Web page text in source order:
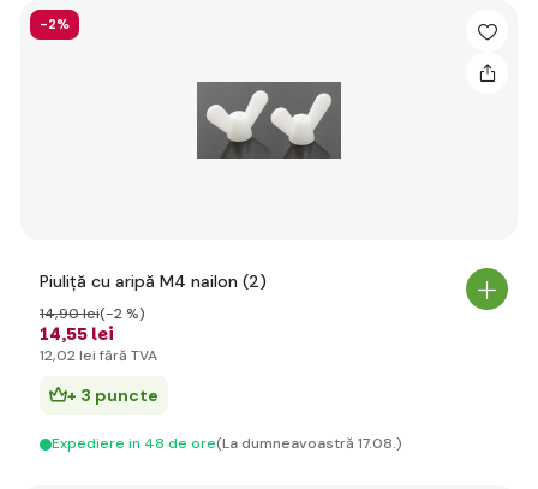
-2%
Piuliță cu aripă M4 nailon (2)
14,55 lei
14,90 lei(-2 %)
12,02 lei fără TVA
+ 3 puncte
Expediere in 48 de ore(La dumneavoastră 17.08.)